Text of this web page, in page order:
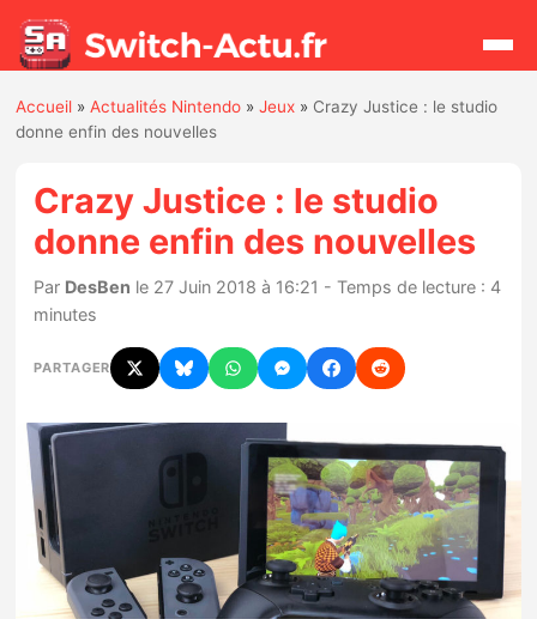
Actualités
Jeux
Hardware
Chiffres de ventes
Rumeurs
Nintendo Direct
Accueil »Actualités Nintendo »Jeux » Crazy Justice : le studio
donne enfin des nouvelles
Crazy Justice : le studio
donne enfin des nouvelles
Par DesBen le 27 Juin 2018 à 16:21 - Temps de lecture : 4
minutes
PARTAGER